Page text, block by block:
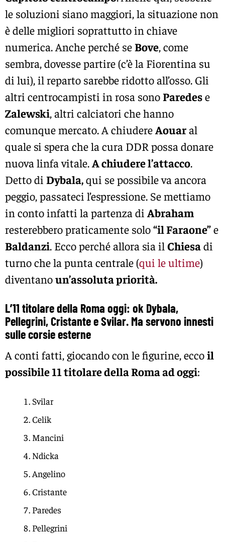
le soluzioni siano maggiori, la situazione non
è delle migliori soprattutto in chiave
numerica. Anche perché seBove, come
sembra, dovesse partire (c’è la Fiorentina su
di lui), il reparto sarebbe ridotto all’osso. Gli
altri centrocampisti in rosa sonoParedese
Zalewski, altri calciatori che hanno
comunque mercato. A chiudereAouaral
quale si spera che la cura DDR possa donare
nuova linfa vitale.A chiudere l’attacco.
Detto di Dybala,qui se possibile va ancora
peggio, passateci l’espressione. Se mettiamo
in conto infatti la partenza di Abraham
resterebbero praticamente solo“il Faraone”e
Baldanzi. Ecco perché allora sia il Chiesadi
turno che la punta centrale (qui le ultime)
diventanoun’assoluta priorità.
L’11 titolare della Roma oggi: ok Dybala,
Pellegrini, Cristante e Svilar. Ma servono innesti
sulle corsie esterne
A conti fatti, giocando con le figurine, eccoil
possibile 11 titolare della Roma ad oggi:
Svilar
Celik
Mancini
Ndicka
Angelino
Cristante
Paredes
Pellegrini